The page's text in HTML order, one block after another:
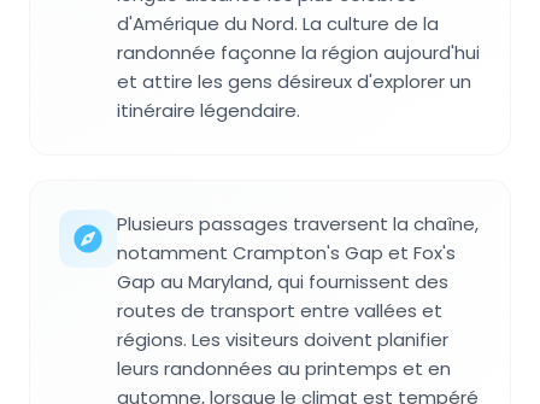
d'Amérique du Nord. La culture de la
randonnée façonne la région aujourd'hui
et attire les gens désireux d'explorer un
itinéraire légendaire.
Plusieurs passages traversent la chaîne,
notamment Crampton's Gap et Fox's
Gap au Maryland, qui fournissent des
routes de transport entre vallées et
régions. Les visiteurs doivent planifier
leurs randonnées au printemps et en
automne, lorsque le climat est tempéré